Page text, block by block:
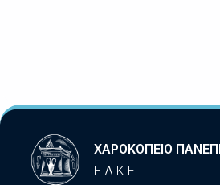
ΧΑΡΟΚΟΠΕΙΟ
Ε.Λ.Κ.Ε.